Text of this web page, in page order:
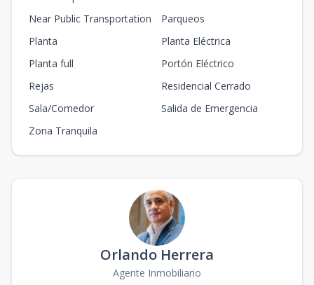
Near Public Transportation
Parqueos
Planta
Planta Eléctrica
Planta full
Portón Eléctrico
Rejas
Residencial Cerrado
Sala/Comedor
Salida de Emergencia
Zona Tranquila
Orlando Herrera
Agente Inmobiliario